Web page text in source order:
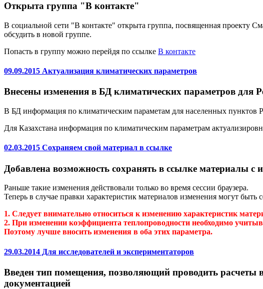
Открыта группа "В контакте"
В социальной сети "В контакте" открыта группа, посвященная проекту
обсудить в новой группе.
Попасть в группу можно перейдя по ссылке В контакте
09.09.2015 Актуализация климатических параметров
Внесены изменения в БД климатических параметров для
В БД информация по климатическим параметам для населенных пунктов
Для Казахстана информация по климатическим параметрам
02.03.2015 Сохраняем свой материал в ссылке
Добавлена возможность сохранять в ссылке материалы
Раньше такие изменения действовали только во время сессии браузера.
Теперь в случае правки характеристик материалов изменения могут быть
1. Следует внимательно относиться к изменению характеристик
2. При изменении коэффициента теплопроводности необходимо
Поэтому лучше вносить изменения в оба этих параметра.
29.03.2014 Для исследователей и экспериментаторов
Введен тип помещения, позволяющий проводить
документацией